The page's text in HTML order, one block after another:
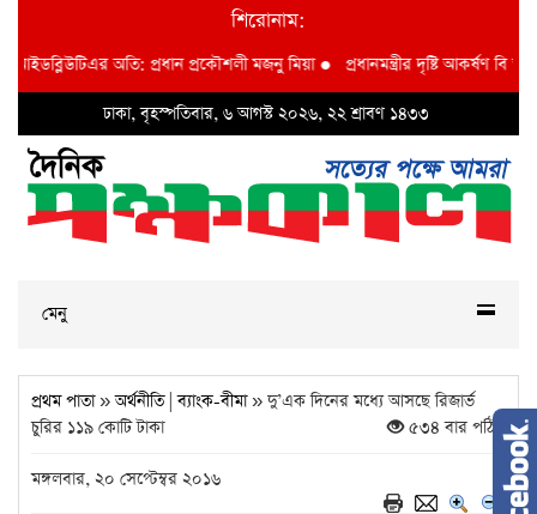
শিরোনাম:
অতি: প্রধান প্রকৌশলী মজনু মিয়া●প্রধানমন্ত্রীর দৃষ্টি আকর্ষণ বি আই
ঢাকা, বৃহস্পতিবার, ৬ আগস্ট ২০২৬, ২২ শ্রাবণ ১৪৩৩
মেনু
প্রথম পাতা»অর্থনীতি|ব্যাংক-বীমা» দু’এক দিনের মধ্যে আসছে রিজার্ভ
চুরির ১১৯ কোটি টাকা
৫৩৪ বার পঠিত
মঙ্গলবার, ২০ সেপ্টেম্বর ২০১৬